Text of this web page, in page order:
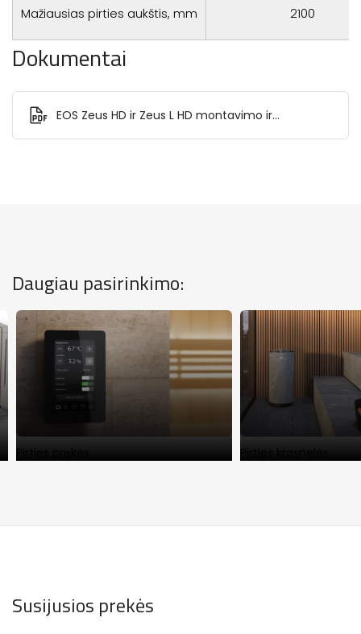
Mažiausias pirties aukštis, mm 2100
Dokumentai
EOS Zeus HD ir Zeus L HD montavimo ir
Daugiau pasirinkimo:
Pirties prekės Pirties krosnelės
Susijusios prekės